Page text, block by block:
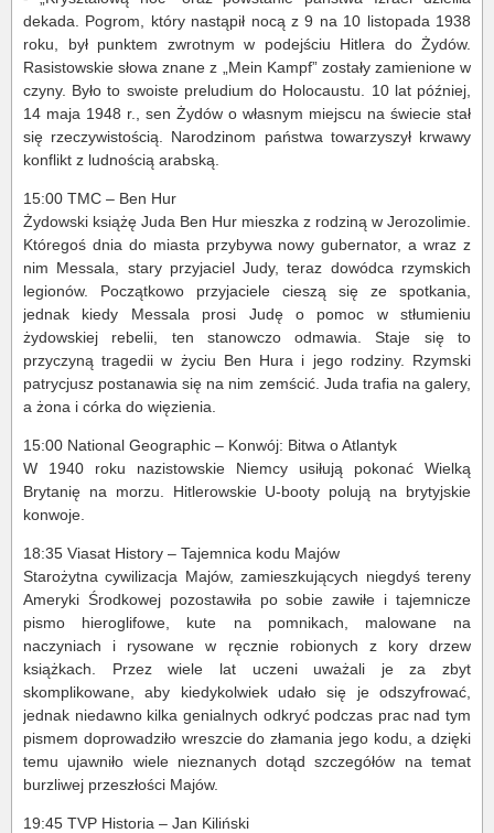
dekada. Pogrom, który nastąpił nocą z 9 na 10 listopada 1938
roku, był punktem zwrotnym w podejściu Hitlera do Żydów.
Rasistowskie słowa znane z „Mein Kampf” zostały zamienione w
czyny. Było to swoiste preludium do Holocaustu. 10 lat później,
14 maja 1948 r., sen Żydów o własnym miejscu na świecie stał
się rzeczywistością. Narodzinom państwa towarzyszył krwawy
konflikt z ludnością arabską.
15:00 TMC – Ben Hur
Żydowski książę Juda Ben Hur mieszka z rodziną w Jerozolimie.
Któregoś dnia do miasta przybywa nowy gubernator, a wraz z
nim Messala, stary przyjaciel Judy, teraz dowódca rzymskich
legionów. Początkowo przyjaciele cieszą się ze spotkania,
jednak kiedy Messala prosi Judę o pomoc w stłumieniu
żydowskiej rebelii, ten stanowczo odmawia. Staje się to
przyczyną tragedii w życiu Ben Hura i jego rodziny. Rzymski
patrycjusz postanawia się na nim zemścić. Juda trafia na galery,
a żona i córka do więzienia.
15:00 National Geographic – Konwój: Bitwa o Atlantyk
W 1940 roku nazistowskie Niemcy usiłują pokonać Wielką
Brytanię na morzu. Hitlerowskie U-booty polują na brytyjskie
konwoje.
18:35 Viasat History – Tajemnica kodu Majów
Starożytna cywilizacja Majów, zamieszkujących niegdyś tereny
Ameryki Środkowej pozostawiła po sobie zawiłe i tajemnicze
pismo hieroglifowe, kute na pomnikach, malowane na
naczyniach i rysowane w ręcznie robionych z kory drzew
książkach. Przez wiele lat uczeni uważali je za zbyt
skomplikowane, aby kiedykolwiek udało się je odszyfrować,
jednak niedawno kilka genialnych odkryć podczas prac nad tym
pismem doprowadziło wreszcie do złamania jego kodu, a dzięki
temu ujawniło wiele nieznanych dotąd szczegółów na temat
burzliwej przeszłości Majów.
19:45 TVP Historia – Jan Kiliński